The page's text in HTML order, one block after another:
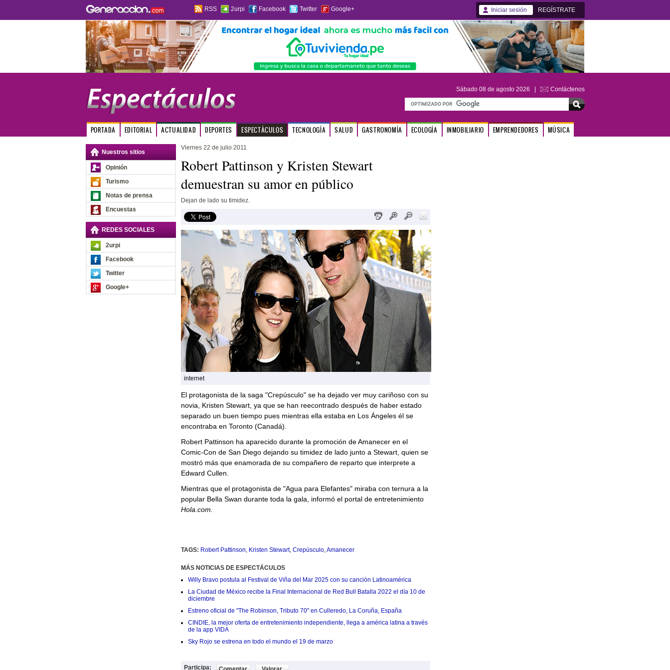
RSS 2urpi Facebook Twitter Google+ Iniciar sesión REGÍSTRATE
Sábado 08 de agosto 2026 | Contáctenos
PORTADA EDITORIAL ACTUALIDAD DEPORTES ESPECTÁCULOS TECNOLOGÍA SALUD GASTRONOMÍA ECOLOGÍA INMOBILIARIO EMPRENDEDORES MÚSICA
Nuestros sitios
Opinión
Turismo
Notas de prensa
Encuestas
REDES SOCIALES
2urpi
Facebook
Twitter
Google+
Viernes 22 de julio 2011
Robert Pattinson y Kristen Stewart
demuestran su amor en público
Dejan de lado su timidez.
internet
El protagonista de la saga "Crepúsculo" se ha dejado ver muy cariñoso con su
novia, Kristen Stewart, ya que se han reecontrado después de haber estado
separado un buen tiempo pues mientras ella estaba en Los Ángeles él se
encontraba en Toronto (Canadá).
Robert Pattinson ha aparecido durante la promoción de Amanecer en el
Comic-Con de San Diego dejando su timidez de lado junto a Stewart, quien se
mostró más que enamorada de su compañero de reparto que interprete a
Edward Cullen.
Mientras que el protagonista de "Agua para Elefantes" miraba con ternura a la
popular Bella Swan durante toda la gala, informó el portal de entretenimiento
Hola.com.
TAGS: Robert Pattinson, Kristen Stewart, Crepúsculo,Amanecer
MÁS NOTICIAS DE ESPECTÁCULOS
Willy Bravo postula al Festival de Viña del Mar 2025 con su canción Latinoamérica
La Ciudad de México recibe la Final Internacional de Red Bull Batalla 2022 el día 10 de
diciembre
Estreno oficial de "The Robinson, Tributo 70" en Culleredo, La Coruña, España
CINDIE, la mejor oferta de entretenimiento independiente, llega a américa latina a través
de la app VIDA
Sky Rojo se estrena en todo el mundo el 19 de marzo
Participa: